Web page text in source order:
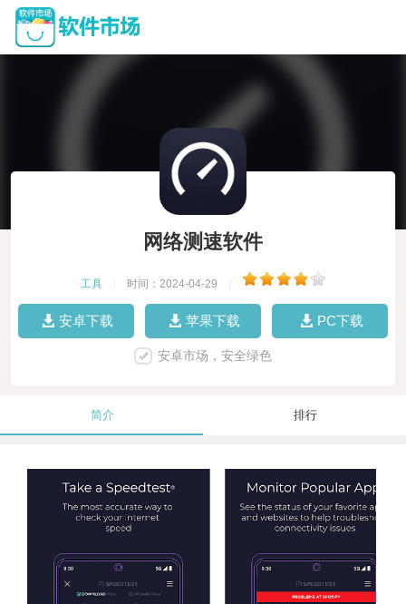
网络测速软件
工具 时间：2024-04-29
安卓下载 苹果下载 PC下载
安卓市场，安全绿色
简介 排行